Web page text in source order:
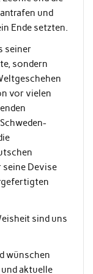
und
Ende setzten.
seiner
sondern
vor vielen
seine Devise
sind uns
wünschen
aktuelle